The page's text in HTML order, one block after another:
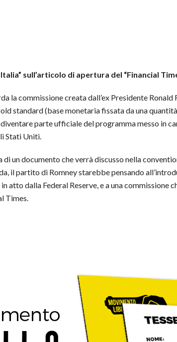
sull’articolo di apertura del “Financial
la commissione creata dall’ex Presidente
standard (base monetaria fissata da una
parte ufficiale del programma messo in
Stati Uniti.
di un documento che verrà discusso nella
il partito di Romney starebbe pensando
atto dalla Federal Reserve, e a una
Times.